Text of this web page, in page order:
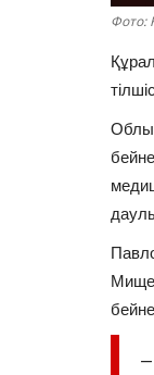
Фото:
–